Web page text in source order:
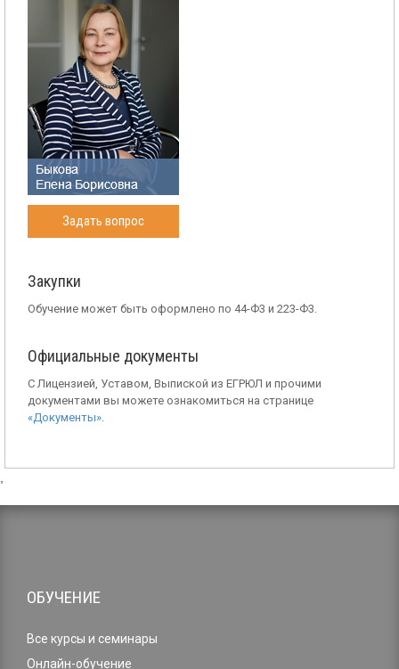
Задать вопрос
Закупки
Обучение может быть оформлено по 44-Ф3 и 223-Ф3.
Официальные документы
С Лицензией, Уставом, Выпиской из ЕГРЮЛ и прочими
документами вы можете ознакомиться на странице
«Документы».
ОБУЧЕНИЕ
Все курсы и семинары
Онлайн-обучение